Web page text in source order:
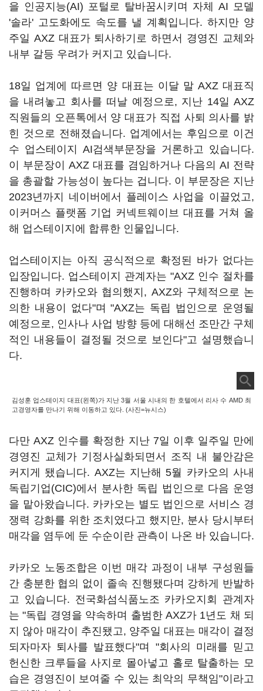
을 인공지능(AI) 포털로 탈바꿈시키며 자체 AI 모델
'솔라' 고도화에도 속도를 낼 계획입니다. 하지만 양
주일 AXZ 대표가 퇴사하기로 하면서 경영진 교체와
내부 갈등 우려가 커지고 있습니다.
18일 업계에 따르면 양 대표는 이달 말 AXZ 대표직
을 내려놓고 회사를 떠날 예정으로, 지난 14일 AXZ
직원들의 오픈톡에서 양 대표가 직접 사퇴 의사를 밝
힌 것으로 전해졌습니다. 업계에서는 후임으로 이건
수 업스테이지 AI검색부문장을 거론하고 있습니다.
이 부문장이 AXZ 대표를 겸임하거나 다음의 AI 전략
을 총괄할 가능성이 높다는 겁니다. 이 부문장은 지난
2023년까지 네이버에서 플레이스 사업을 이끌었고,
이커머스 플랫폼 기업 커넥트웨이브 대표를 거쳐 올
해 업스테이지에 합류한 인물입니다.
업스테이지는 아직 공식적으로 확정된 바가 없다는
입장입니다. 업스테이지 관계자는 "AXZ 인수 절차를
진행하며 카카오와 협의했지, AXZ와 구체적으로 논
의한 내용이 없다"며 "AXZ는 독립 법인으로 운영될
예정으로, 인사나 사업 방향 등에 대해선 조만간 구체
적인 내용들이 결정될 것으로 보인다"고 설명했습니
다.
김성훈 업스테이지 대표(왼쪽)가 지난 3월 서울 시내의 한 호텔에서 리사 수 AMD 최
고경영자를 만나기 위해 이동하고 있다. (사진=뉴시스)
다만 AXZ 인수를 확정한 지난 7일 이후 일주일 만에
경영진 교체가 기정사실화되면서 조직 내 불안감은
커지게 됐습니다. AXZ는 지난해 5월 카카오의 사내
독립기업(CIC)에서 분사한 독립 법인으로 다음 운영
을 맡아왔습니다. 카카오는 별도 법인으로 서비스 경
쟁력 강화를 위한 조치였다고 했지만, 분사 당시부터
매각을 염두에 둔 수순이란 관측이 나온 바 있습니다.
카카오 노동조합은 이번 매각 과정이 내부 구성원들
간 충분한 협의 없이 졸속 진행됐다며 강하게 반발하
고 있습니다. 전국화섬식품노조 카카오지회 관계자
는 "독립 경영을 약속하며 출범한 AXZ가 1년도 채 되
지 않아 매각이 추진됐고, 양주일 대표는 매각이 결정
되자마자 퇴사를 발표했다"며 "회사의 미래를 믿고
헌신한 크루들을 사지로 몰아넣고 홀로 탈출하는 모
습은 경영진이 보여줄 수 있는 최악의 무책임"이라고